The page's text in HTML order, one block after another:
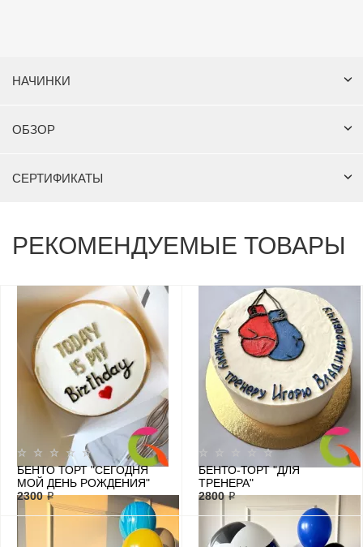
НАЧИНКИ
ОБЗОР
СЕРТИФИКАТЫ
РЕКОМЕНДУЕМЫЕ ТОВАРЫ
БЕНТО ТОРТ "СЕГОДНЯ
МОЙ ДЕНЬ РОЖДЕНИЯ"
2300 ₽
БЕНТО-ТОРТ "ДЛЯ
ТРЕНЕРА"
2800 ₽